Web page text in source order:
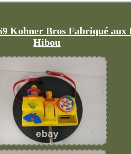
Kohner Bros Fabriqué
Hibou